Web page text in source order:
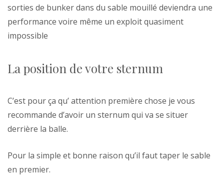
sorties de bunker dans du sable mouillé deviendra une
performance voire même un exploit quasiment
impossible
La position de votre sternum
C’est pour ça qu’ attention première chose je vous
recommande d’avoir un sternum qui va se situer
derrière la balle.
Pour la simple et bonne raison qu’il faut taper le sable
en premier.